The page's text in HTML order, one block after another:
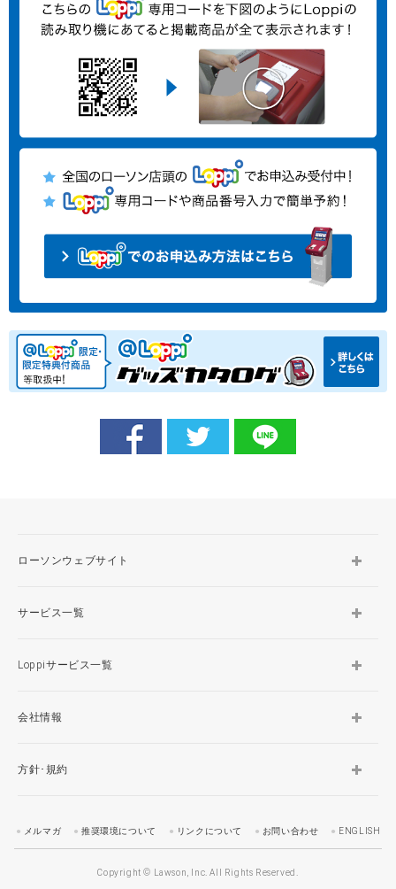
ローソンウェブサイト
サービス一覧
Loppiサービス一覧
会社情報
方針･規約
メルマガ 推奨環境について リンクについて お問い合わせ ENGLISH
Copyright © Lawson, Inc. All Rights Reserved.